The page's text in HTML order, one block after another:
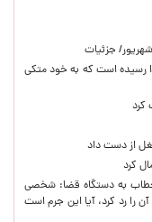
رسیده است که به خود متکی
کرد
کرد
خطاب به دستگاه قضا: شخصی
را رد کرد، آیا این جرم است